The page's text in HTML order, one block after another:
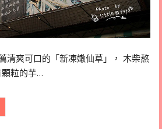
清爽可口的「新凍嫩仙草」， 木柴熬
粒的芋…